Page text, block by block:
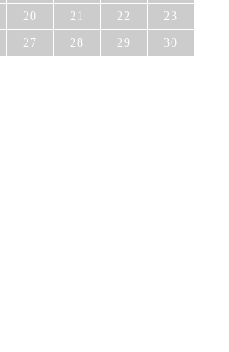
20 21 22
23
27 28 29
30